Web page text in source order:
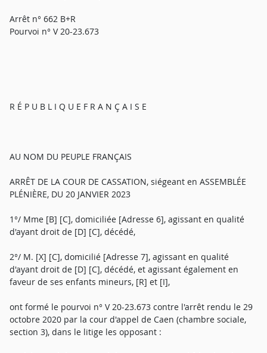
Arrêt n° 662 B+R
Pourvoi n° V 20-23.673
R É P U B L I Q U E F R A N Ç A I S E
AU NOM DU PEUPLE FRANÇAIS
ARRÊT DE LA COUR DE CASSATION, siégeant en ASSEMBLÉE
PLÉNIÈRE, DU 20 JANVIER 2023
1°/ Mme [B] [C], domiciliée [Adresse 6], agissant en qualité
d'ayant droit de [D] [C], décédé,
2°/ M. [X] [C], domicilié [Adresse 7], agissant en qualité
d'ayant droit de [D] [C], décédé, et agissant également en
faveur de ses enfants mineurs, [R] et [I],
ont formé le pourvoi n° V 20-23.673 contre l'arrêt rendu le 29
octobre 2020 par la cour d'appel de Caen (chambre sociale,
section 3), dans le litige les opposant :